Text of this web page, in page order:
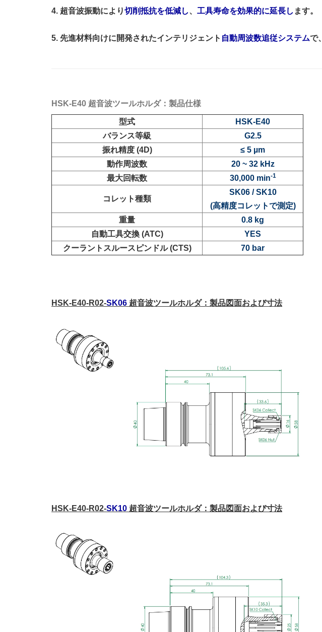
4. 超音波振動により切削抵抗を低減し、 工具寿命を効果的に延長し ます。
5. 先進材料向けに開発されたインテリジェント 自動周波数追従システムで
HSK-E40 超音波ツールホルダ：製品仕様
型式
HSK-E40
バランス等級
G2.5
振れ精度 (4D)
≤ 5 µm
動作周波数
20 ~ 32 kHz
最大回転数
30,000 min-1
コレット種類
SK06 / SK10
(高精度コレットで測定)
重量
0.8 kg
自動工具交換 (ATC)
YES
クーラントスルースピンドル (CTS)
70 bar
HSK-E40-R02-SK06 超音波ツールホルダ：製品図面および寸法
HSK-E40-R02-SK10 超音波ツールホルダ：製品図面および寸法